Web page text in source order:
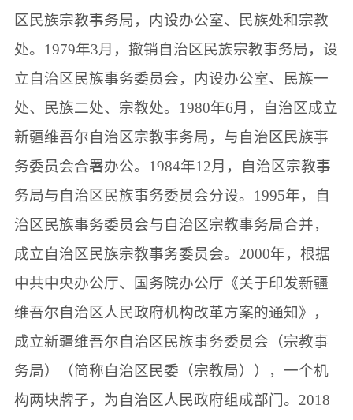
区民族宗教事务局，内设办公室、民族处和宗教
处。1979年3月，撤销自治区民族宗教事务局，设
立自治区民族事务委员会，内设办公室、民族一
处、民族二处、宗教处。1980年6月，自治区成立
新疆维吾尔自治区宗教事务局，与自治区民族事
务委员会合署办公。1984年12月，自治区宗教事
务局与自治区民族事务委员会分设。1995年，自
治区民族事务委员会与自治区宗教事务局合并，
成立自治区民族宗教事务委员会。2000年，根据
中共中央办公厅、国务院办公厅《关于印发新疆
维吾尔自治区人民政府机构改革方案的通知》，
成立新疆维吾尔自治区民族事务委员会（宗教事
务局）（简称自治区民委（宗教局）），一个机
构两块牌子，为自治区人民政府组成部门。 2018